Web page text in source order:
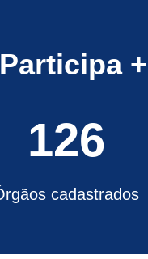
126
cadastrados